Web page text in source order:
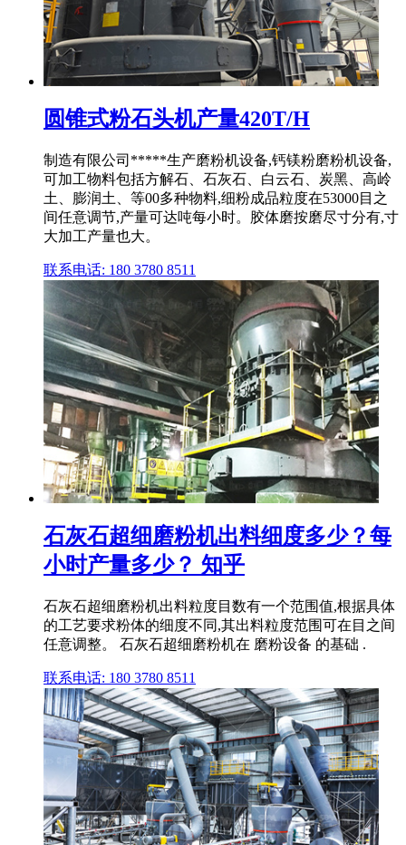
圆锥式粉石头机产量420T/H
制造有限公司*****生产磨粉机设备,钙镁粉磨粉机设备,
可加工物料包括方解石、石灰石、白云石、炭黑、高岭
土、膨润土、等00多种物料,细粉成品粒度在53000目之
间任意调节,产量可达吨每小时。胶体磨按磨尽寸分有,寸
大加工产量也大。
联系电话: 180 3780 8511
石灰石超细磨粉机出料细度多少？每
小时产量多少？ 知乎
石灰石超细磨粉机出料粒度目数有一个范围值,根据具体
的工艺要求粉体的细度不同,其出料粒度范围可在目之间
任意调整。 石灰石超细磨粉机在 磨粉设备 的基础 .
联系电话: 180 3780 8511